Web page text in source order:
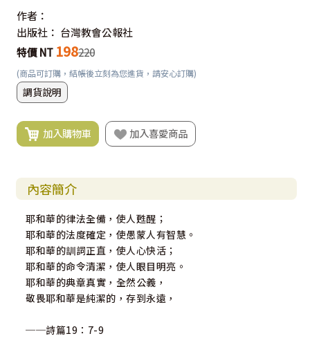
作者：
出版社： 台灣教會公報社
特價 NT 198220
(商品可訂購，結帳後立刻為您進貨，請安心訂購)
調貨說明
加入購物車 加入喜愛商品
內容簡介
耶和華的律法全備，使人甦醒；
耶和華的法度確定，使愚蒙人有智慧。
耶和華的訓詞正直，使人心快活；
耶和華的命令清潔，使人眼目明亮。
耶和華的典章真實，全然公義，
敬畏耶和華是純潔的，存到永遠，
──詩篇19：7-9